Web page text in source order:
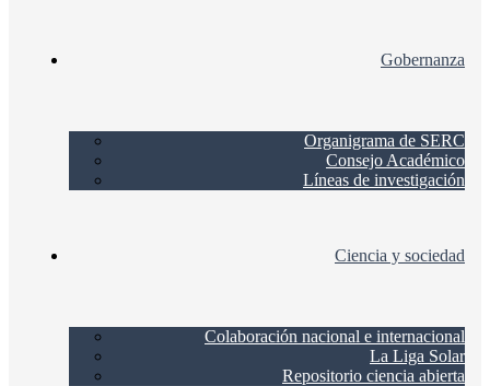
Gobernanza
Organigrama de SERC
Consejo Académico
Líneas de investigación
Ciencia y sociedad
Colaboración nacional e internacional
La Liga Solar
Repositorio ciencia abierta